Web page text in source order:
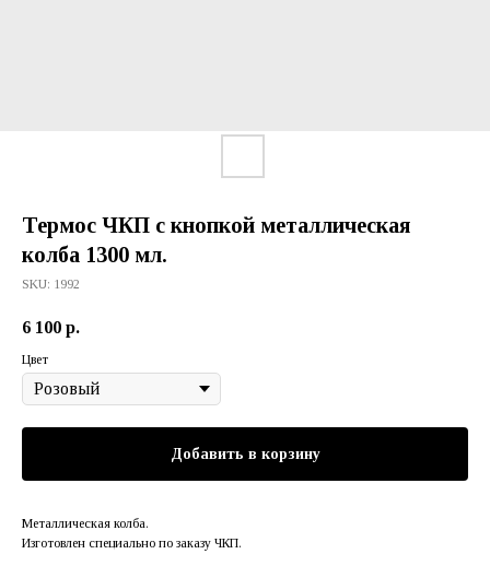
Термос ЧКП с кнопкой металлическая
колба 1300 мл.
SKU: 1992
6 100 р.
Цвет
Добавить в корзину
Металлическая колба.
Изготовлен специально по заказу ЧКП.